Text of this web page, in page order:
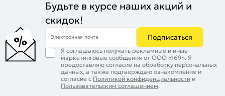
Будьте в курсе наших акций и
скидок!
Электронная почта Подписаться
Я соглашаюсь получать рекламные и иные
маркетинговые сообщения от ООО «169». Я
предоставляю согласие на обработку персональных
данных, а также подтверждаю ознакомление и
согласие с Политикой конфиденциальности и
Пользовательским соглашением.